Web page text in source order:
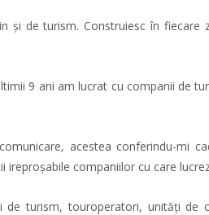
și de turism. Construiesc în fiecare
9 ani am lucrat cu companii de
acestea conferindu-mi
companiilor cu care
turism, touroperatori, unități de